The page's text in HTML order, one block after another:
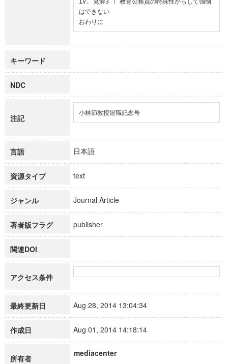
はできない
おわりに
キーワード
NDC
注記
小林節教授退職記念号
言語 日本語
資源タイプ text
ジャンル Journal Article
著者版フラグ publisher
関連DOI
アクセス条件
最終更新日 Aug 28, 2014 13:04:34
作成日 Aug 01, 2014 14:18:14
所有者
mediacenter